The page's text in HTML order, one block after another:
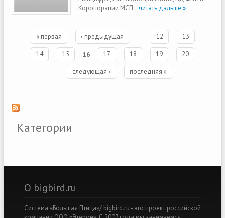
Коропорации МСП. читать дальше »
Страницы
« первая ‹ предыдущая … 12 13
14 15 16 17 18 19 20
… следующая › последняя »
Категории
О bigbird.ru
Система «Большая Птица»/ bigbird.ru - это проект российской